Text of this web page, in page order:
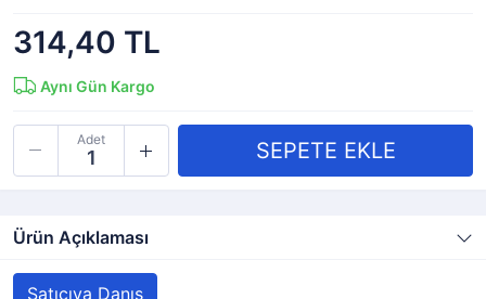
314,40 TL
Aynı Gün Kargo
Adet
Ürün Açıklaması
Satıcıya Danış